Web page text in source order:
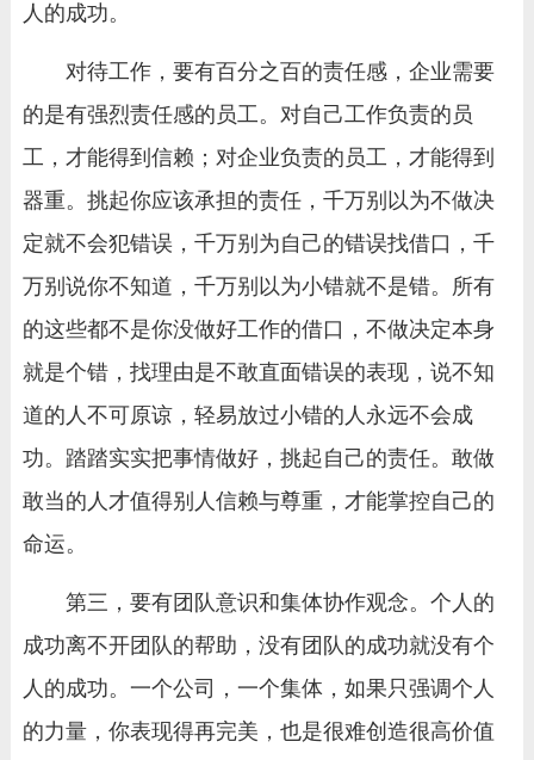
人的成功。
对待工作，要有百分之百的责任感，企业需要
的是有强烈责任感的员工。对自己工作负责的员
工，才能得到信赖；对企业负责的员工，才能得到
器重。挑起你应该承担的责任，千万别以为不做决
定就不会犯错误，千万别为自己的错误找借口，千
万别说你不知道，千万别以为小错就不是错。所有
的这些都不是你没做好工作的借口，不做决定本身
就是个错，找理由是不敢直面错误的表现，说不知
道的人不可原谅，轻易放过小错的人永远不会成
功。踏踏实实把事情做好，挑起自己的责任。敢做
敢当的人才值得别人信赖与尊重，才能掌控自己的
命运。
第三，要有团队意识和集体协作观念。个人的
成功离不开团队的帮助，没有团队的成功就没有个
人的成功。一个公司，一个集体，如果只强调个人
的力量，你表现得再完美，也是很难创造很高价值